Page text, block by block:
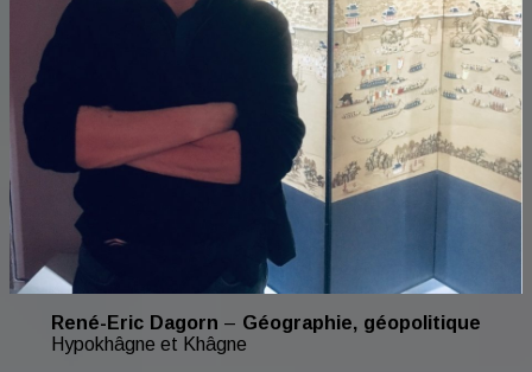
René-Eric Dagorn – Géographie, géopolitique
Hypokhâgne et Khâgne